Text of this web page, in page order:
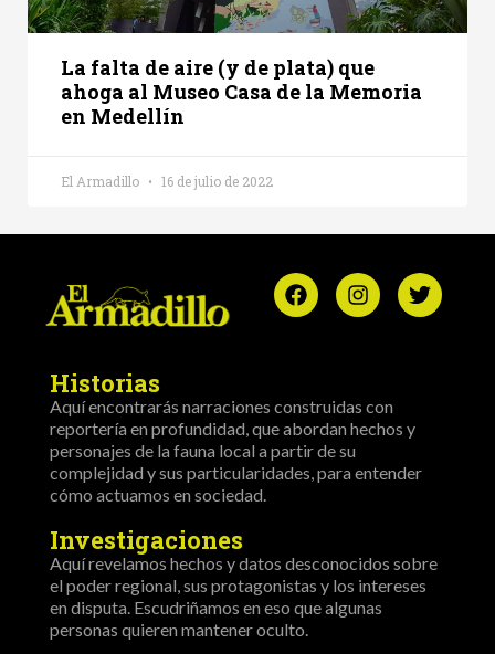
La falta de aire (y de plata) que
ahoga al Museo Casa de la Memoria
en Medellín
El Armadillo 16 de julio de 2022
Historias
Aquí encontrarás narraciones construidas con
reportería en profundidad, que abordan hechos y
personajes de la fauna local a partir de su
complejidad y sus particularidades, para entender
cómo actuamos en sociedad.
Investigaciones
Aquí revelamos hechos y datos desconocidos sobre
el poder regional, sus protagonistas y los intereses
en disputa. Escudriñamos en eso que algunas
personas quieren mantener oculto.